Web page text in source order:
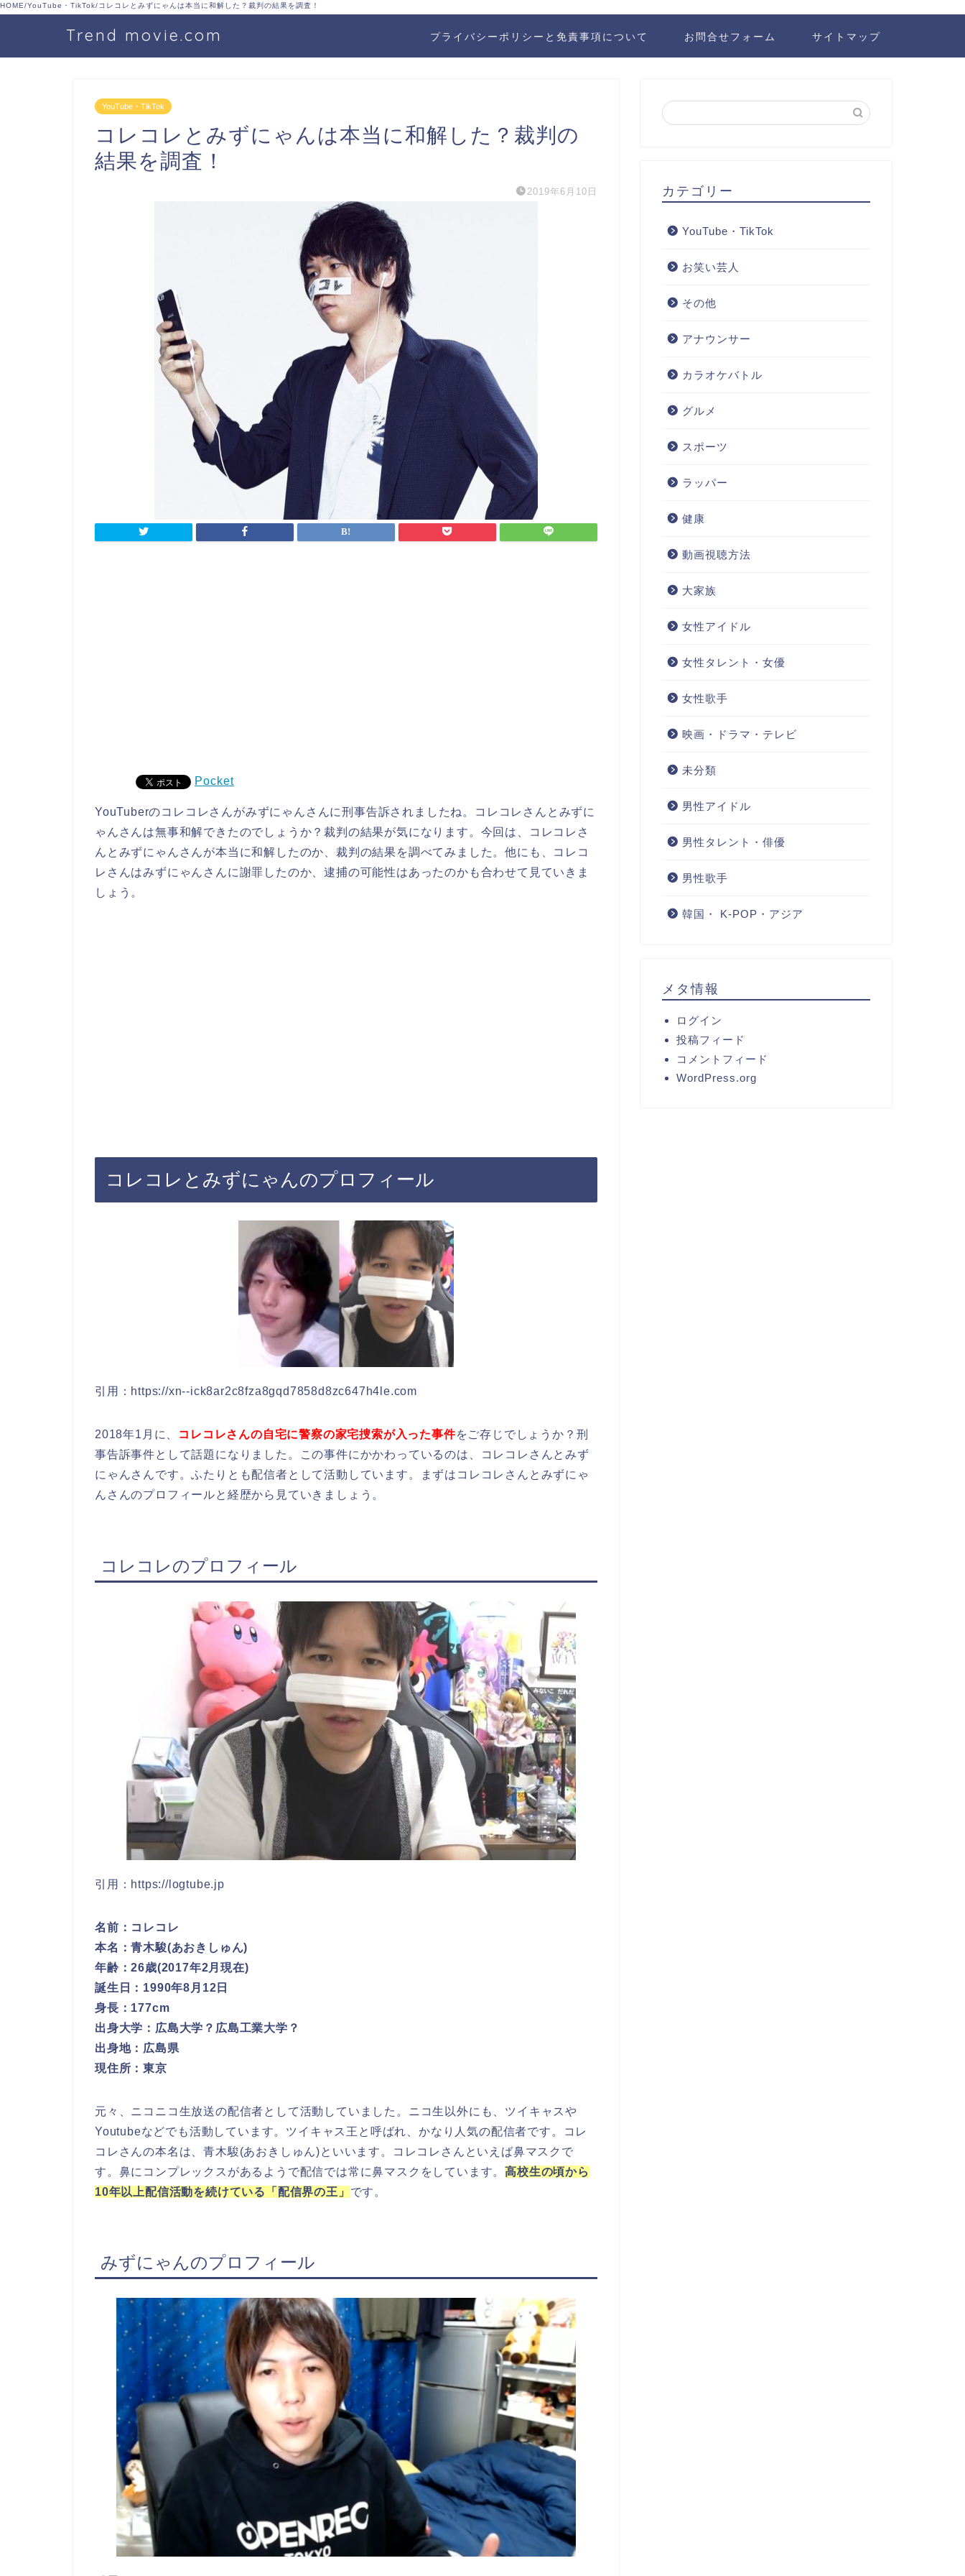
HOME/YouTube・TikTok/コレコレとみずにゃんは本当に和解した？裁判の結果を調査！
Trend movie.com プライバシーポリシーと免責事項について お問合せフォーム サイトマップ
YouTube・TikTok
コレコレとみずにゃんは本当に和解した？裁判の
結果を調査！
2019年6月10日
Pocket
YouTuberのコレコレさんがみずにゃんさんに刑事告訴されましたね。コレコレさんとみずに
ゃんさんは無事和解できたのでしょうか？裁判の結果が気になります。今回は、コレコレさ
んとみずにゃんさんが本当に和解したのか、裁判の結果を調べてみました。他にも、コレコ
レさんはみずにゃんさんに謝罪したのか、逮捕の可能性はあったのかも合わせて見ていきま
しょう。
コレコレとみずにゃんのプロフィール
引用：https://xn--ick8ar2c8fza8gqd7858d8zc647h4le.com
2018年1月に、 コレコレさんの自宅に警察の家宅捜索が入った事件をご存じでしょうか？刑
事告訴事件として話題になりました。この事件にかかわっているのは、コレコレさんとみず
にゃんさんです。ふたりとも配信者として活動しています。まずはコレコレさんとみずにゃ
んさんのプロフィールと経歴から見ていきましょう。
コレコレのプロフィール
引用：https://logtube.jp
名前：コレコレ
本名：青木駿(あおきしゅん)
年齢：26歳(2017年2月現在)
誕生日：1990年8月12日
身長：177cm
出身大学：広島大学？広島工業大学？
出身地：広島県
現住所：東京
元々、ニコニコ生放送の配信者として活動していました。ニコ生以外にも、ツイキャスや
Youtubeなどでも活動しています。ツイキャス王と呼ばれ、かなり人気の配信者です。コレ
コレさんの本名は、青木駿(あおきしゅん)といいます。コレコレさんといえば鼻マスクで
す。鼻にコンプレックスがあるようで配信では常に鼻マスクをしています。高校生の頃から
10年以上配信活動を続けている「配信界の王」 です。
みずにゃんのプロフィール
カテゴリー
YouTube・TikTok
お笑い芸人
その他
アナウンサー
カラオケバトル
グルメ
スポーツ
ラッパー
健康
動画視聴方法
大家族
女性アイドル
女性タレント・女優
女性歌手
映画・ドラマ・テレビ
未分類
男性アイドル
男性タレント・俳優
男性歌手
韓国・ K-POP・アジア
メタ情報
ログイン
投稿フィード
コメントフィード
WordPress.org